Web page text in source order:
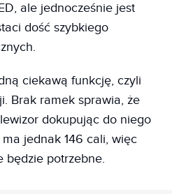
ale jednocześnie jest
dość szybkiego
ciekawą funkcję, czyli
Brak ramek sprawia, że
dokupując do niego
jednak 146 cali, więc
będzie potrzebne.